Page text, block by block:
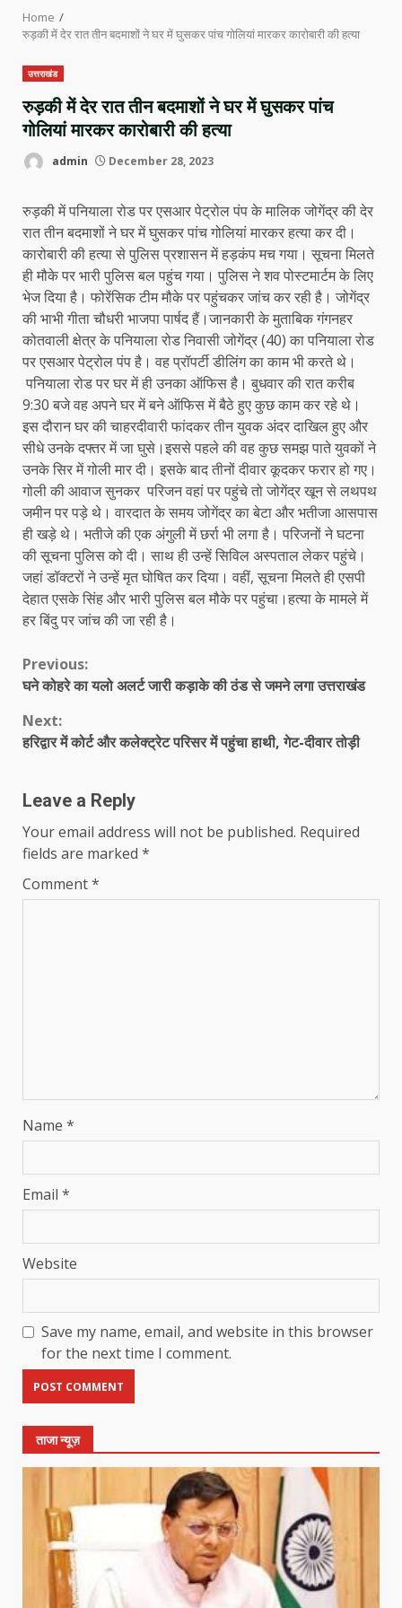
Home
रुड़की में देर रात तीन बदमाशों ने घर में घुसकर पांच गोलियां मारकर कारोबारी की हत्या
उत्तराखंड
रुड़की में देर रात तीन बदमाशों ने घर में घुसकर पांच
गोलियां मारकर कारोबारी की हत्या
admin December 28, 2023
रुड़की में पनियाला रोड पर एसआर पेट्रोल पंप के मालिक जोगेंद्र की देर
रात तीन बदमाशों ने घर में घुसकर पांच गोलियां मारकर हत्या कर दी।
कारोबारी की हत्या से पुलिस प्रशासन में हड़कंप मच गया। सूचना मिलते
ही मौके पर भारी पुलिस बल पहुंच गया। पुलिस ने शव पोस्टमार्टम के लिए
भेज दिया है। फोरेंसिक टीम मौके पर पहुंचकर जांच कर रही है। जोगेंद्र
की भाभी गीता चौधरी भाजपा पार्षद हैं।जानकारी के मुताबिक गंगनहर
कोतवाली क्षेत्र के पनियाला रोड निवासी जोगेंद्र (40) का पनियाला रोड
पर एसआर पेट्रोल पंप है। वह प्रॉपर्टी डीलिंग का काम भी करते थे।
पनियाला रोड पर घर में ही उनका ऑफिस है। बुधवार की रात करीब
9:30 बजे वह अपने घर में बने ऑफिस में बैठे हुए कुछ काम कर रहे थे।
इस दौरान घर की चाहरदीवारी फांदकर तीन युवक अंदर दाखिल हुए और
सीधे उनके दफ्तर में जा घुसे।इससे पहले की वह कुछ समझ पाते युवकों ने
उनके सिर में गोली मार दी। इसके बाद तीनों दीवार कूदकर फरार हो गए।
गोली की आवाज सुनकर परिजन वहां पर पहुंचे तो जोगेंद्र खून से लथपथ
जमीन पर पड़े थे। वारदात के समय जोगेंद्र का बेटा और भतीजा आसपास
ही खड़े थे। भतीजे की एक अंगुली में छर्रा भी लगा है। परिजनों ने घटना
की सूचना पुलिस को दी। साथ ही उन्हें सिविल अस्पताल लेकर पहुंचे।
जहां डॉक्टरों ने उन्हें मृत घोषित कर दिया। वहीं, सूचना मिलते ही एसपी
देहात एसके सिंह और भारी पुलिस बल मौके पर पहुंचा।हत्या के मामले में
हर बिंदु पर जांच की जा रही है।
Continue
Previous:
घने कोहरे का यलो अलर्ट जारी कड़ाके की ठंड से जमने लगा उत्तराखंड
Next:
हरिद्वार में कोर्ट और कलेक्ट्रेट परिसर में पहुंचा हाथी, गेट-दीवार तोड़ी
Leave a Reply
Your email address will not be published. Required
fields are marked *
Comment*
Name *
Email *
Website
Save my name, email, and website in this browser
for the next time I comment.
ताजा न्यूज़